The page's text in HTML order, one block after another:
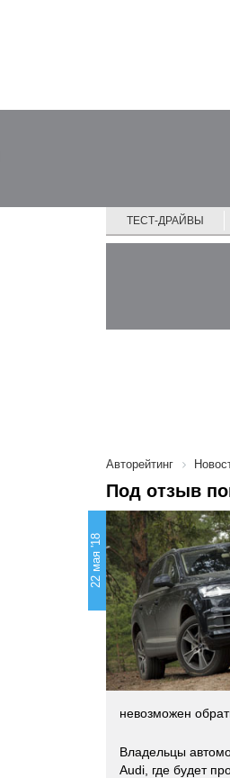
ТЕСТ-ДРАЙВЫ
Авторейтинг
Под отзыв
22 мая '18
невозможен
Владельцы
Audi, где будет